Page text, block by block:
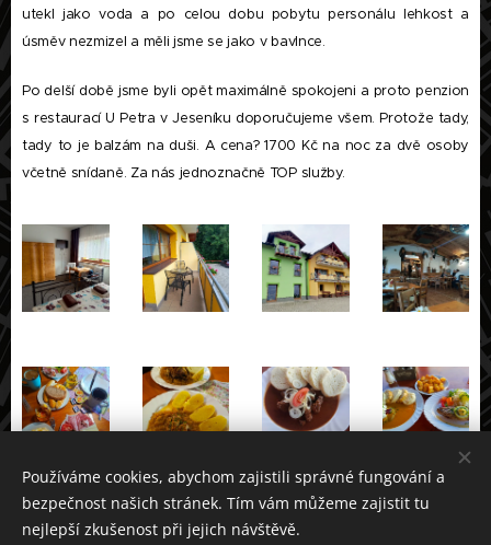
utekl jako voda a po celou dobu pobytu personálu lehkost a
úsměv nezmizel a měli jsme se jako v bavlnce.
Po delší době jsme byli opět maximálně spokojeni a proto penzion
s restaurací U Petra v Jeseníku doporučujeme všem. Protože tady,
tady to je balzám na duši. A cena? 1700 Kč na noc za dvě osoby
včetně snídaně. Za nás jednoznačně TOP služby.
Používáme cookies, abychom zajistili správné fungování a
bezpečnost našich stránek. Tím vám můžeme zajistit tu
nejlepší zkušenost při jejich návštěvě.